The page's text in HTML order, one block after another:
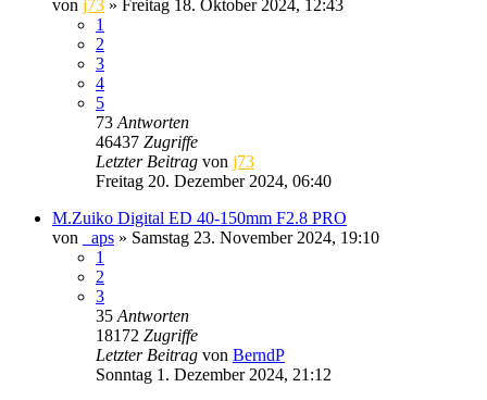
von j73 » Freitag 18. Oktober 2024, 12:43
1
2
3
4
5
73 Antworten
46437 Zugriffe
Letzter Beitrag von j73
Freitag 20. Dezember 2024, 06:40
M.Zuiko Digital ED 40‑150mm F2.8 PRO
von
_aps » Samstag 23. November 2024, 19:10
1
2
3
35 Antworten
18172 Zugriffe
Letzter Beitrag von BerndP
Sonntag 1. Dezember 2024, 21:12